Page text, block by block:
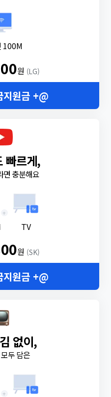
100M
원 (LG)
원금 +@
빠르게,
면 충분해요
+
TV
원 (SK)
원금 +@
없이,
두 담은
+